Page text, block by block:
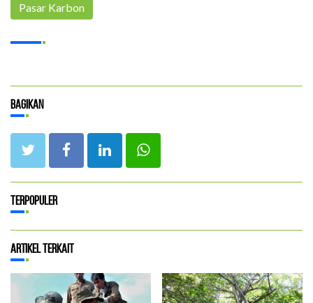
Pasar Karbon
Bagikan
Terpopuler
Artikel Terkait